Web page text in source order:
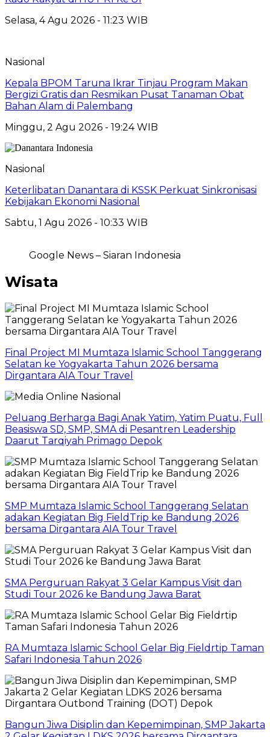
Selasa, 4 Agu 2026 - 11:23 WIB
Nasional
Kepala BPOM Taruna Ikrar Tinjau Program Makan
Bergizi Gratis dan Resmikan Pusat Tanaman Obat
Bahan Alam di Palembang
Minggu, 2 Agu 2026 - 19:24 WIB
Nasional
Keterlibatan Danantara di KSSK Perkuat Sinkronisasi
Kebijakan Ekonomi Nasional
Sabtu, 1 Agu 2026 - 10:33 WIB
Google News – Siaran Indonesia
Wisata
Final Project MI Mumtaza Islamic School Tanggerang
Selatan ke Yogyakarta Tahun 2026 bersama
Dirgantara AIA Tour Travel
Peluang Berharga Bagi Anak Yatim, Yatim Puatu, Full
Beasiswa SD, SMP, SMA di Pesantren Leadership
Daarut Tarqiyah Primago Depok
SMP Mumtaza Islamic School Tanggerang Selatan
adakan Kegiatan Big FieldTrip ke Bandung 2026
bersama Dirgantara AIA Tour Travel
SMA Perguruan Rakyat 3 Gelar Kampus Visit dan
Studi Tour 2026 ke Bandung Jawa Barat
RA Mumtaza Islamic School Gelar Big Fieldrtip Taman
Safari Indonesia Tahun 2026
Bangun Jiwa Disiplin dan Kepemimpinan, SMP Jakarta